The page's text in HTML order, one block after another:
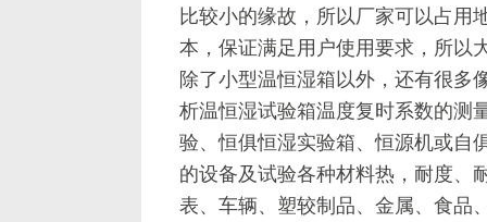
比较小的缘故，所以厂家可以占用
本，保证满足用户使用要求，所以
除了小型温恒湿箱以外，还有很多
析温恒湿试验箱温度复时系数的测
验、恒俱恒湿实验箱、恒源机或自
的设备及试验各种材料热，耐度、
表、车辆、塑较制品、金属、食品